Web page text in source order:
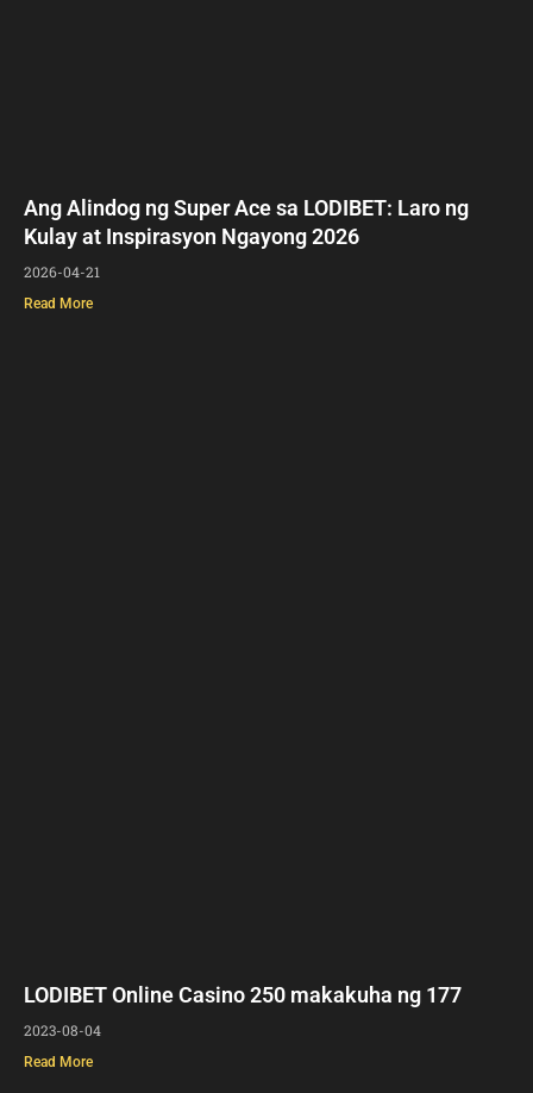
Ang Alindog ng Super Ace sa LODIBET: Laro ng
Kulay at Inspirasyon Ngayong 2026
2026-04-21
Read More
LODIBET Online Casino 250 makakuha ng 177
2023-08-04
Read More